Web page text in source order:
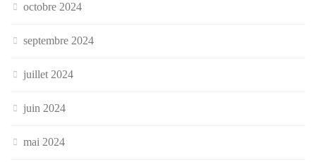
octobre 2024
septembre 2024
juillet 2024
juin 2024
mai 2024